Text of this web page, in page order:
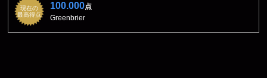
現在の
最高得点
100.000点
Greenbrier